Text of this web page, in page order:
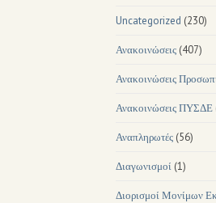
Uncategorized (230)
Ανακοινώσεις (407)
Ανακοινώσεις
Ανακοινώσεις ΠΥΣΔΕ
Αναπληρωτές (56)
Διαγωνισμοί (1)
Διορισμοί Μονίμων